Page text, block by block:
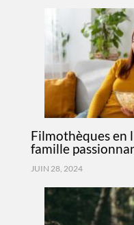
Filmothèques en
famille
JUIN 28, 2024